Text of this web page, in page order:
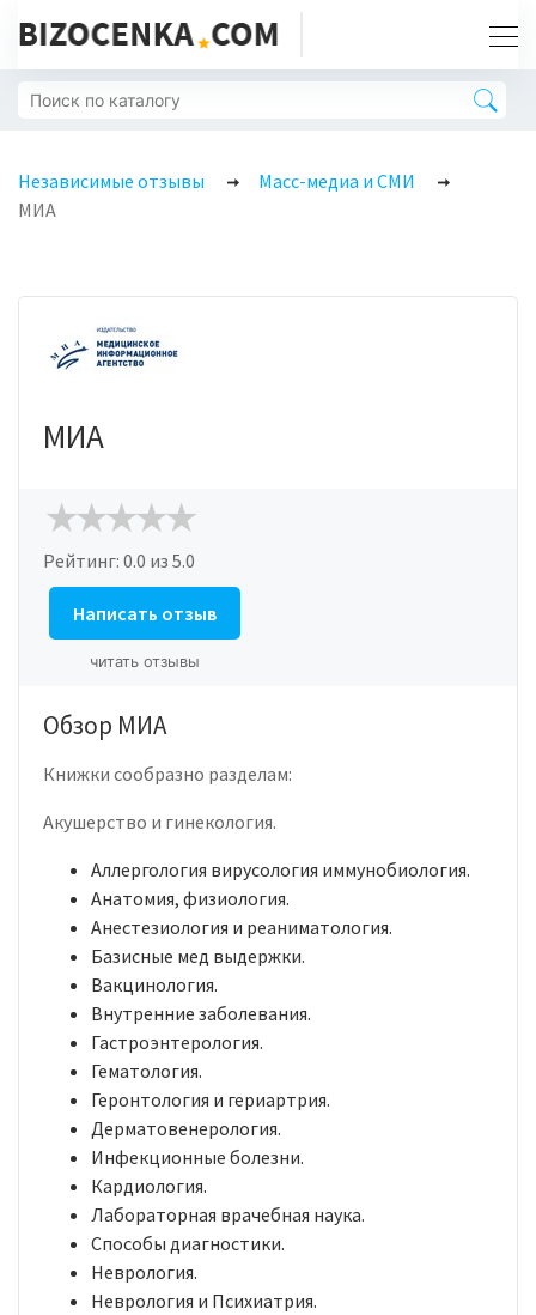
Независимые отзывы
Масс-медиа и СМИ
МИА
МИА
Рейтинг: 0.0 из 5.0
Написать отзыв
читать отзывы
Обзор МИА
Книжки сообразно разделам:
Акушерство и гинекология.
Аллергология вирусология иммунобиология.
Анатомия, физиология.
Анестезиология и реаниматология.
Базисные мед выдержки.
Вакцинология.
Внутренние заболевания.
Гастроэнтерология.
Гематология.
Геронтология и гериартрия.
Дерматовенерология.
Инфекционные болезни.
Кардиология.
Лабораторная врачебная наука.
Способы диагностики.
Неврология.
Неврология и Психиатрия.